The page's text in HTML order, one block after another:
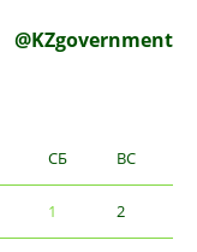
@KZgovernment
СБ ВС
1 2